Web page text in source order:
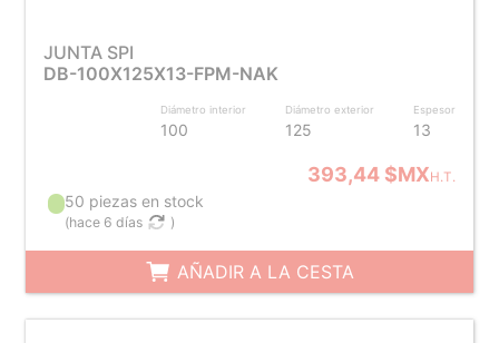
JUNTA SPI
DB-100X125X13-FPM-NAK
Diámetro interior
100
Diámetro exterior
125
Espesor
13
393,44 $MXH.T.
50 piezas en stock
(hace 6 días )
AÑADIR A LA CESTA